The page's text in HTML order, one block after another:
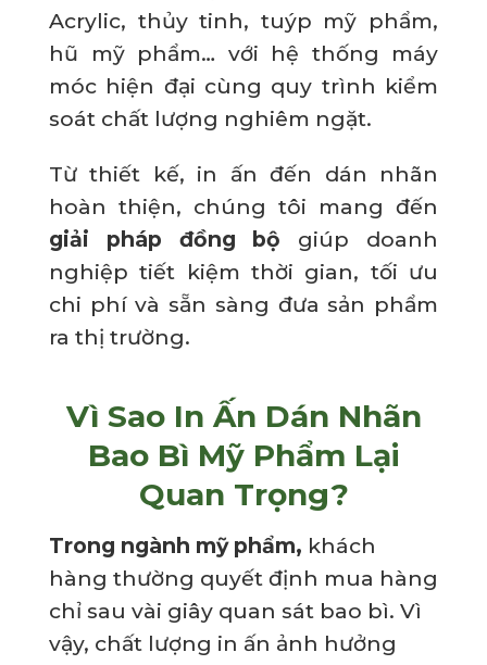
Acrylic, thủy tinh, tuýp mỹ phẩm,
hũ mỹ phẩm… với hệ thống máy
móc hiện đại cùng quy trình kiểm
soát chất lượng nghiêm ngặt.
Từ thiết kế, in ấn đến dán nhãn
hoàn thiện, chúng tôi mang đến
giải pháp đồng bộ giúp doanh
nghiệp tiết kiệm thời gian, tối ưu
chi phí và sẵn sàng đưa sản phẩm
ra thị trường.
Vì Sao In Ấn Dán Nhãn
Bao Bì Mỹ Phẩm Lại
Quan Trọng?
Trong ngành mỹ phẩm, khách
hàng thường quyết định mua hàng
chỉ sau vài giây quan sát bao bì. Vì
vậy, chất lượng in ấn ảnh hưởng